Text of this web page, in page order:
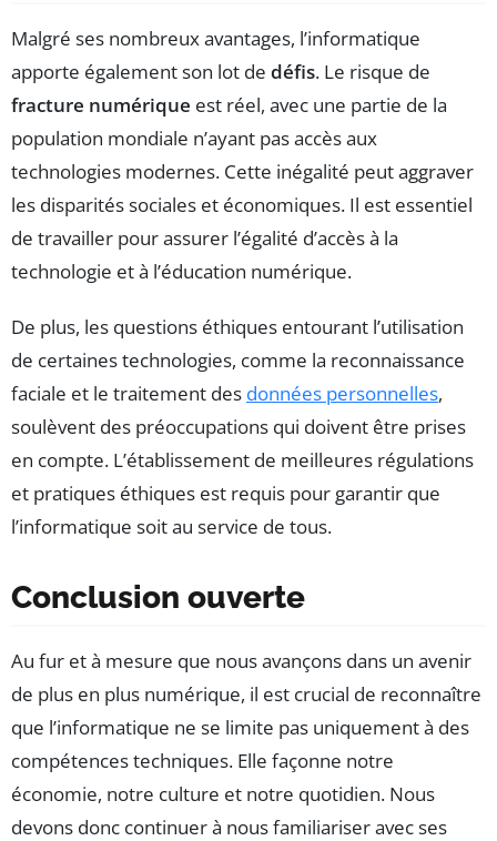
Malgré ses nombreux avantages, l’informatique
apporte également son lot de défis. Le risque de
fracture numérique est réel, avec une partie de la
population mondiale n’ayant pas accès aux
technologies modernes. Cette inégalité peut aggraver
les disparités sociales et économiques. Il est essentiel
de travailler pour assurer l’égalité d’accès à la
technologie et à l’éducation numérique.
De plus, les questions éthiques entourant l’utilisation
de certaines technologies, comme la reconnaissance
faciale et le traitement des données personnelles,
soulèvent des préoccupations qui doivent être prises
en compte. L’établissement de meilleures régulations
et pratiques éthiques est requis pour garantir que
l’informatique soit au service de tous.
Conclusion ouverte
Au fur et à mesure que nous avançons dans un avenir
de plus en plus numérique, il est crucial de reconnaître
que l’informatique ne se limite pas uniquement à des
compétences techniques. Elle façonne notre
économie, notre culture et notre quotidien. Nous
devons donc continuer à nous familiariser avec ses